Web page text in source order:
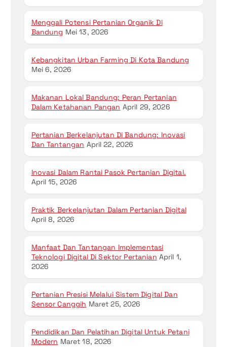
Menggali Potensi Pertanian Organik Di
Bandung Mei 13, 2026
Kebangkitan Urban Farming Di Kota Bandung
Mei 6, 2026
Makanan Lokal Bandung: Peran Pertanian
Dalam Ketahanan Pangan April 29, 2026
Pertanian Berkelanjutan Di Bandung: Inovasi
Dan Tantangan April 22, 2026
Inovasi Dalam Rantai Pasok Pertanian Digital.
April 15, 2026
Praktik Berkelanjutan Dalam Pertanian Digital
April 8, 2026
Manfaat Dan Tantangan Implementasi
Teknologi Digital Di Sektor Pertanian April 1,
2026
Pertanian Presisi Melalui Sistem Digital Dan
Sensor Canggih Maret 25, 2026
Pendidikan Dan Pelatihan Digital Untuk Petani
Modern Maret 18, 2026